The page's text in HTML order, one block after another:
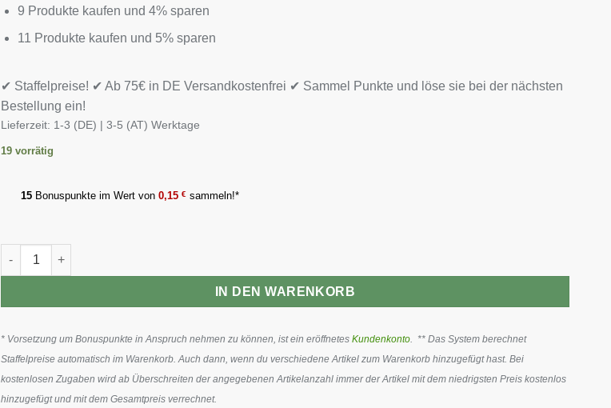
9 Produkte kaufen und 4% sparen
11 Produkte kaufen und 5% sparen
✔ Staffelpreise! ✔ Ab 75€ in DE Versandkostenfrei ✔ Sammel Punkte und löse sie bei der nächsten
Bestellung ein!
Lieferzeit: 1-3 (DE) | 3-5 (AT) Werktage
19 vorrätig
15 Bonuspunkte im Wert von0,15€ sammeln!*
Swanson Milk Thistle 500mg, 30 Kapseln Menge
IN DEN WARENKORB
* Vorsetzung um Bonuspunkte in Anspruch nehmen zu können, ist ein eröffnetesKundenkonto. ** Das System berechnet
Staffelpreise automatisch im Warenkorb. Auch dann, wenn du verschiedene Artikel zum Warenkorb hinzugefügt hast. Bei
kostenlosen Zugaben wird ab Überschreiten der angegebenen Artikelanzahl immer der Artikel mit dem niedrigsten Preis kostenlos
hinzugefügt und mit dem Gesamtpreis verrechnet.